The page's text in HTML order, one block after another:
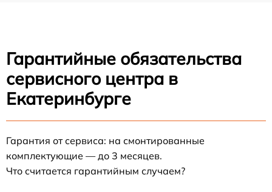
Гарантийные обязательства
сервисного центра в
Екатеринбурге
Гарантия от сервиса: на смонтированные
комплектующие — до 3 месяцев.
Что считается гарантийным случаем?